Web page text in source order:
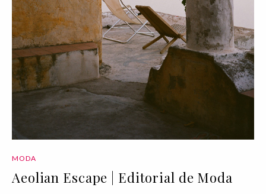
MODA
Aeolian Escape | Editorial de Moda